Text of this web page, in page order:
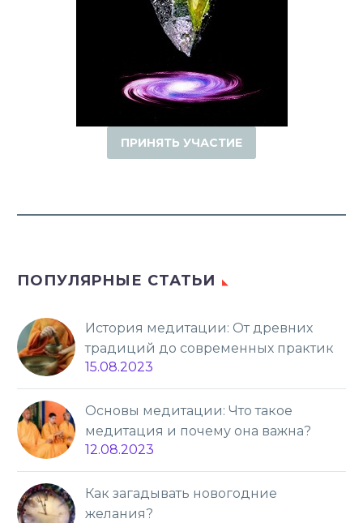
ПРИНЯТЬ УЧАСТИЕ
ПОПУЛЯРНЫЕ СТАТЬИ
История медитации: От древних
традиций до современных практик
15.08.2023
Основы медитации: Что такое
медитация и почему она важна?
12.08.2023
Как загадывать новогодние
желания?